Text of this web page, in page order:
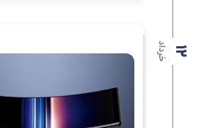
12 خرداد